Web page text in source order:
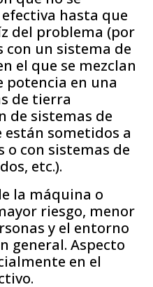
hasta que
del problema (por
con un sistema de
el que se mezclan
potencia en una
de tierra
de sistemas de
sometidos a
o con sistemas de
etc.).
la máquina o
riesgo, menor
y el entorno
general. Aspecto
en el